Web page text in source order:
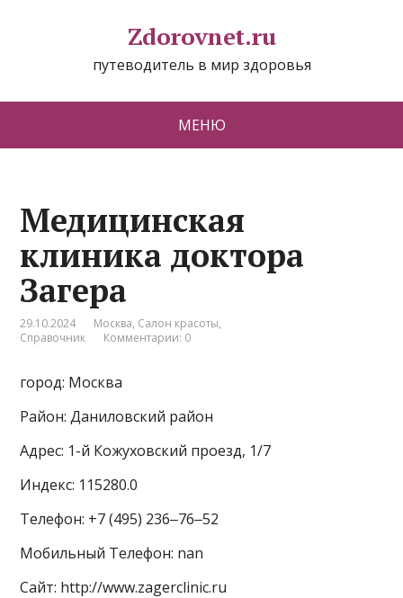
Zdorovnet.ru
путеводитель в мир здоровья
МЕНЮ
Медицинская
клиника доктора
Загера
29.10.2024 Москва, Салон красоты,
Справочник
Комментарии: 0
город: Москва
Район: Даниловский район
Адрес: 1-й Кожуховский проезд, 1/7
Индекс: 115280.0
Телефон: +7 (495) 236‒76‒52
Мобильный Телефон: nan
Сайт: http://www.zagerclinic.ru